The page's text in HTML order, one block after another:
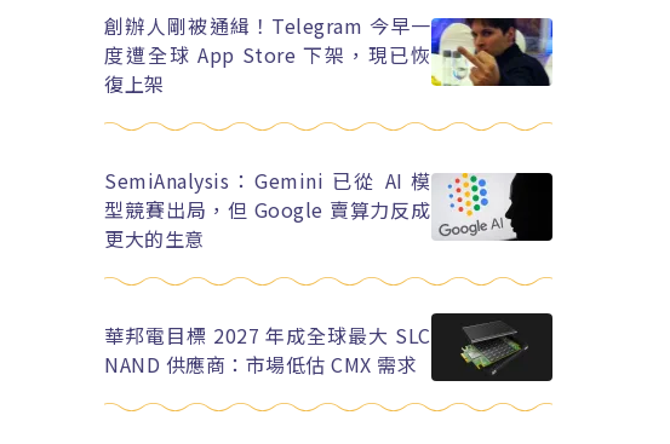
創辦人剛被通緝！Telegram 今早一
度遭全球 App Store 下架，現已恢
復上架
SemiAnalysis：Gemini 已從 AI 模
型競賽出局，但 Google 賣算力反成
更大的生意
華邦電目標 2027 年成全球最大 SLC
NAND 供應商：市場低估 CMX 需求